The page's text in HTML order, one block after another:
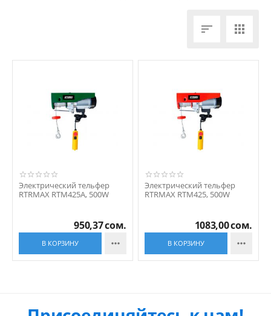
 
Электрический тельфер
RTRMAX RTM425A, 500W
950,37сом.
В КОРЗИНУ 
Электрический тельфер
RTRMAX RTM425, 500W
1083,00сом.
В КОРЗИНУ 